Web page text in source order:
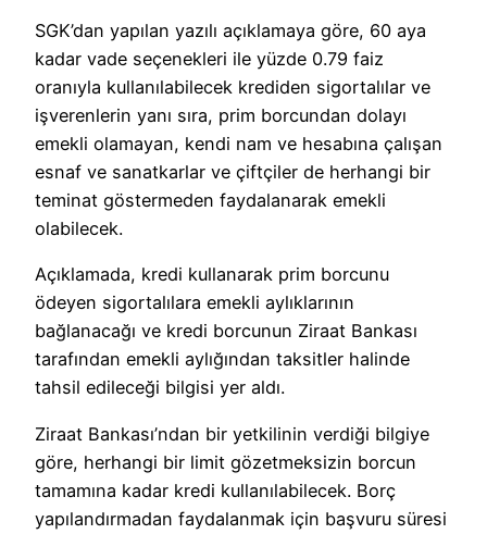
SGK’dan yapılan yazılı açıklamaya göre, 60 aya
kadar vade seçenekleri ile yüzde 0.79 faiz
oranıyla kullanılabilecek krediden sigortalılar ve
işverenlerin yanı sıra, prim borcundan dolayı
emekli olamayan, kendi nam ve hesabına çalışan
esnaf ve sanatkarlar ve çiftçiler de herhangi bir
teminat göstermeden faydalanarak emekli
olabilecek.
Açıklamada, kredi kullanarak prim borcunu
ödeyen sigortalılara emekli aylıklarının
bağlanacağı ve kredi borcunun Ziraat Bankası
tarafından emekli aylığından taksitler halinde
tahsil edileceği bilgisi yer aldı.
Ziraat Bankası’ndan bir yetkilinin verdiği bilgiye
göre, herhangi bir limit gözetmeksizin borcun
tamamına kadar kredi kullanılabilecek. Borç
yapılandırmadan faydalanmak için başvuru süresi